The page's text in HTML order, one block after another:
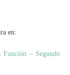
en:
Función – Segundo